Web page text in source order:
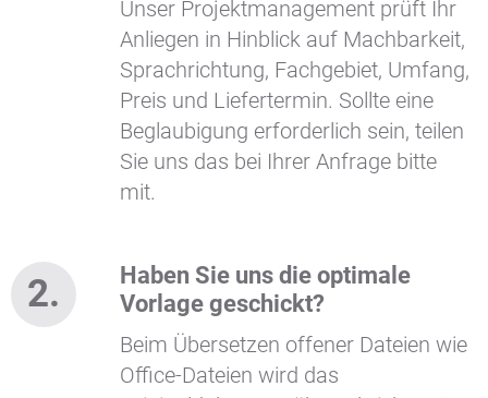
Unser Projektmanagement prüft Ihr
Anliegen in Hinblick auf Machbarkeit,
Sprachrichtung, Fachgebiet, Umfang,
Preis und Liefertermin. Sollte eine
Beglaubigung erforderlich sein, teilen
Sie uns das bei Ihrer Anfrage bitte
mit.
Haben Sie uns die optimale
Vorlage geschickt?
Beim Übersetzen offener Dateien wie
Office-Dateien wird das